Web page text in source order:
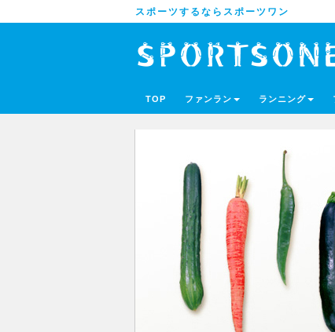
スポーツするならスポーツワン
TOP ファンラン ランニング